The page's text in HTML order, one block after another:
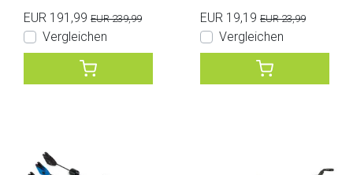
EUR 191,99 EUR 239,99
Vergleichen
EUR 19,19 EUR 23,99
Vergleichen